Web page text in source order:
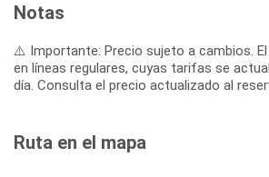
Notas
⚠️ Importante: Precio sujeto a cambios. El
en líneas regulares, cuyas tarifas se
día. Consulta el precio actualizado al
Ruta en el mapa